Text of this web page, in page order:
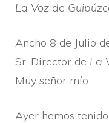
La Voz de
Ancho 8 de Julio
Sr. Director de La
Muy señor mí­o:
Ayer hemos